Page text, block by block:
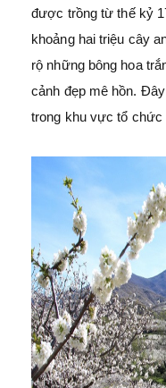
được trồng từ thế kỷ
khoảng hai triệu cây
rộ những bông hoa
cảnh đẹp mê hồn.
trong khu vực tổ chức